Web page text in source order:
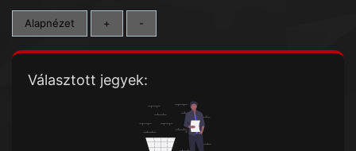
Alapnézet + -
Választott jegyek: